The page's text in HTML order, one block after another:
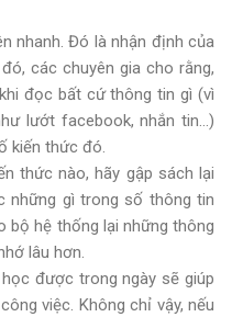
nhanh. Đó là nhận định của
các chuyên gia cho rằng,
đọc bất cứ thông tin gì (vì
lướt facebook, nhắn tin...)
kiến thức đó.
thức nào, hãy gập sách lại
những gì trong số thông tin
bộ hệ thống lại những thông
lâu hơn.
được trong ngày sẽ giúp
việc. Không chỉ vậy, nếu